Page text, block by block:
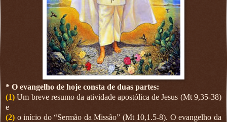
* O evangelho de hoje consta de duas partes:
(1) Um breve resumo da atividade apostólica de Jesus (Mt 9,35-38)
e
(2) o início do “Sermão da Missão” (Mt 10,1.5-8). O evangelho da